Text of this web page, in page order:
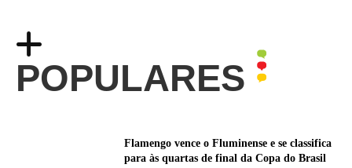
POPULARES
Flamengo vence o Fluminense e se classifica
para às quartas de final da Copa do Brasil